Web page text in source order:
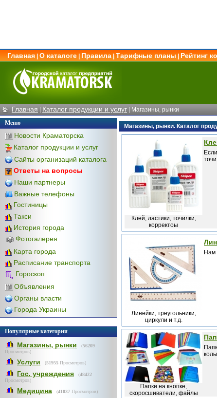
Главная О каталоге Правила Тарифные планы Рейтинг
Главная | Каталог продукции и услуг | Магазины, рынки
Меню
Новости Краматорска
Каталог продукции и услуг
Сайты организаций каталога
Ответы на вопросы
Наши партнеры
Важные телефоны
Гостиницы
Такси
История города
Фотогалерея
Карта города
Расписание транспорта
Гороскоп
Объявления
Органы власти
Города Украины
Популярные категории
Магазины, рынки (56209
Просмотров)
Услуги (51955 Просмотров)
Гос. учреждения (48422
Просмотров)
Медицина (41037 Просмотров)
Магазины, рынки. Каталог
Клей, ластики, точилки,
корректоы
Линейки, треугольники,
циркули и т.д.
Нам
Папки на кнопке,
скоросшиватели, файлы